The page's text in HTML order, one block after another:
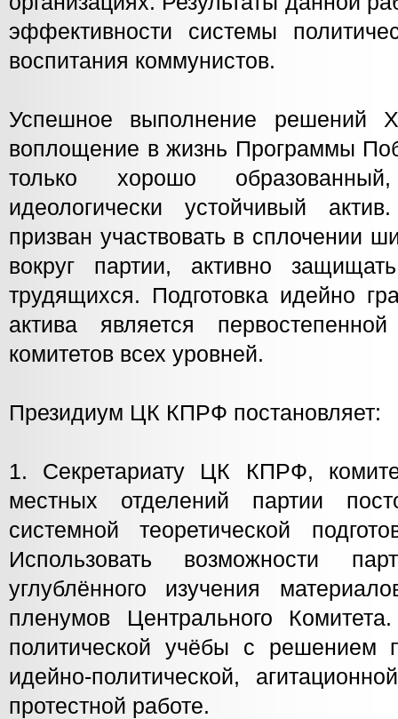
эффективности системы
воспитания коммунистов.
Успешное выполнение решений
воплощение в жизнь Программы
только хорошо
идеологически устойчивый
призван участвовать в сплочении
вокруг партии, активно
трудящихся. Подготовка идейно
актива является
комитетов всех уровней.
Президиум ЦК КПРФ постановляет:
1. Секретариату ЦК КПРФ,
местных отделений партии
системной теоретической
Использовать возможности
углублённого изучения
пленумов Центрального
политической учёбы с решением
идейно-политической,
протестной работе.